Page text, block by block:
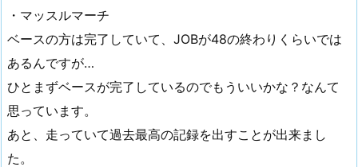
・マッスルマーチ
ベースの方は完了していて、JOBが48の終わりくらいでは
あるんですが…
ひとまずベースが完了しているのでもういいかな？なんて
思っています。
あと、走っていて過去最高の記録を出すことが出来まし
た。